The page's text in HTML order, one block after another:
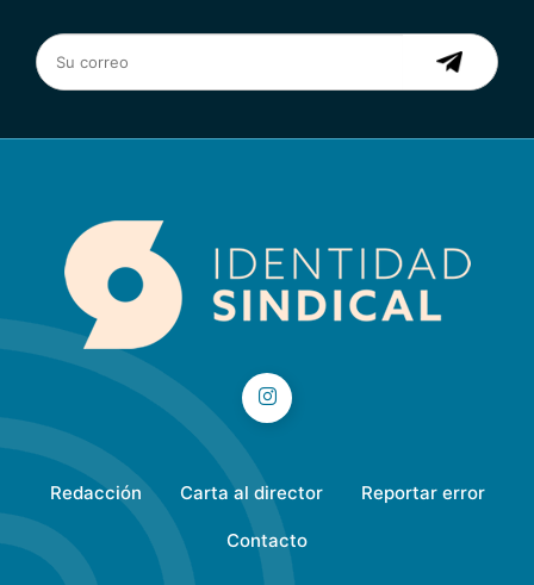
Redacción Carta al director Reportar error
Contacto